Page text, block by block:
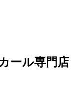
ール専門店